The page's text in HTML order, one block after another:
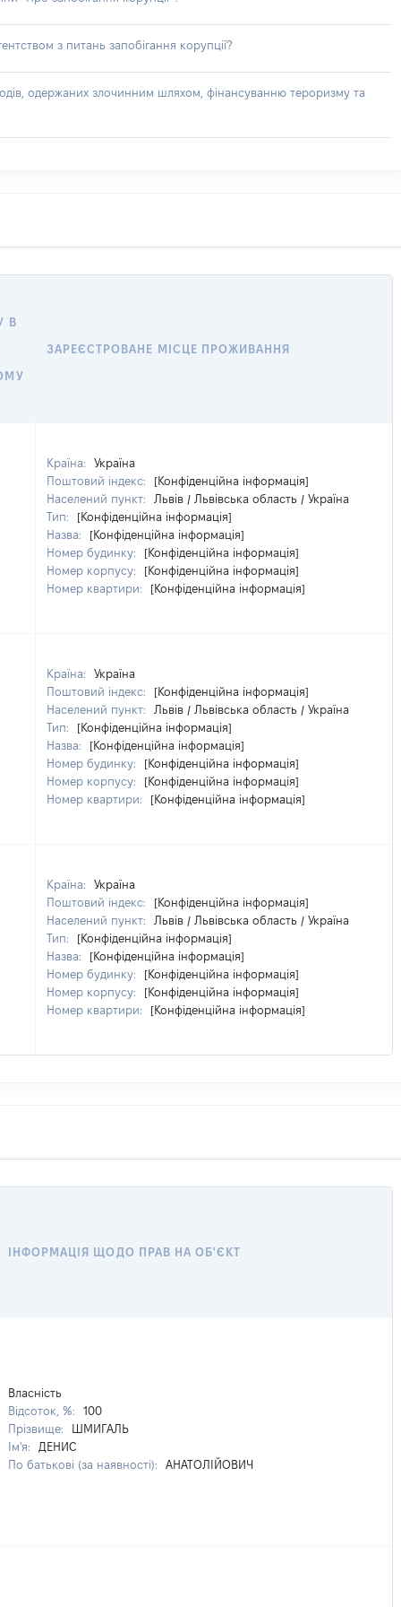
з питань запобігання корупції?
одержаних злочинним шляхом, фінансуванню тероризму та
В
ЗАРЕЄСТРОВАНЕ МІСЦЕ ПРОЖИВАННЯ
Країна:
Україна
Поштовий індекс:
[Конфіденційна інформація]
Населений пункт:
Львів / Львівська область / Україна
Тип:
[Конфіденційна інформація]
Назва:
[Конфіденційна інформація]
Номер будинку:
[Конфіденційна інформація]
Номер корпусу:
[Конфіденційна інформація]
Номер квартири:
[Конфіденційна інформація]
Країна:
Україна
Поштовий індекс:
[Конфіденційна інформація]
Населений пункт:
Львів / Львівська область / Україна
Тип:
[Конфіденційна інформація]
Назва:
[Конфіденційна інформація]
Номер будинку:
[Конфіденційна інформація]
Номер корпусу:
[Конфіденційна інформація]
Номер квартири:
[Конфіденційна інформація]
Країна:
Україна
Поштовий індекс:
[Конфіденційна інформація]
Населений пункт:
Львів / Львівська область / Україна
Тип:
[Конфіденційна інформація]
Назва:
[Конфіденційна інформація]
Номер будинку:
[Конфіденційна інформація]
Номер корпусу:
[Конфіденційна інформація]
Номер квартири:
[Конфіденційна інформація]
ІНФОРМАЦІЯ ЩОДО ПРАВ НА ОБ'ЄКТ
Власність
Відсоток, %:
100
Прізвище:
ШМИГАЛЬ
Ім'я:
ДЕНИС
По батькові (за наявності):
АНАТОЛІЙОВИЧ